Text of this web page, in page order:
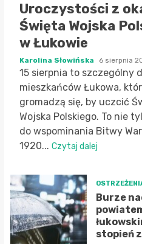
Uroczystości z
Święta Wojska
w Łukowie
Karolina Słowińska 6 sierpnia
15 sierpnia to szczególny
mieszkańców Łukowa,
gromadzą się, by uczcić
Wojska Polskiego. To nie
do wspominania Bitwy
1920... Czytaj dalej
Burze
stopień